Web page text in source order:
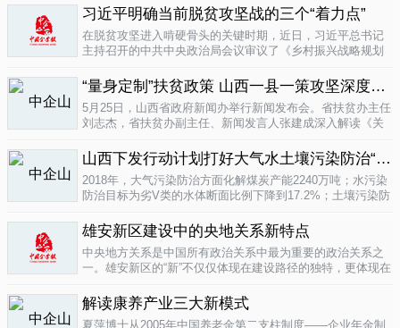
习近平明确当前脱贫攻坚战的三个“着力点”
在脱贫攻坚进入啃硬骨头的关键时期，近日，习近平总书记
主持召开的中共中央政治局会议审议了《乡村振兴战略规划
见》。...
“量身定制”扶贫政策 山西一县一策攻坚深度贫困
5月25日，山西省政府新闻办举行新闻发布会。省扶贫办主任
刘志杰，省扶贫办副主任、新闻发言人张建成深入解读《关
问。据了解...
04-12
山西下发行动计划打好大气水土壤污染防治“三战役”
2018年，大气污染防治方面化解煤炭产能2240万吨；水污染
防治目标为劣V类的水体断面比例下降到17.2%；土壤污染防
记者从山...
雄安新区建设中的央地关系新特点
中央地方关系是中国所有政治关系中最为重要的政治关系之
一。雄安新区的“新”不仅仅体现在建设路径的独特，更体现在
解读康养产业三大新模式
夏萍博士从2005年中国养老金第二支柱制度——企业年金制